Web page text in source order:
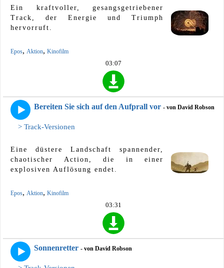
Ein kraftvoller, gesangsgetriebener
Track, der Energie und Triumph
hervorruft.
Epos, Aktion, Kinofilm
03:07
Bereiten Sie sich auf den Aufprall vor - von David Robson
> Track-Versionen
Eine düstere Landschaft spannender,
chaotischer Action, die in einer
explosiven Auflösung endet.
Epos, Aktion, Kinofilm
03:31
Sonnenretter - von David Robson